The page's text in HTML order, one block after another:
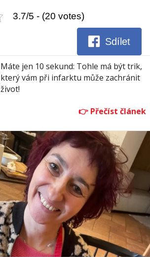
3.7/5 - (20 votes)
Sdílet
Máte jen 10 sekund: Tohle má být trik,
který vám při infarktu může zachránit
život!